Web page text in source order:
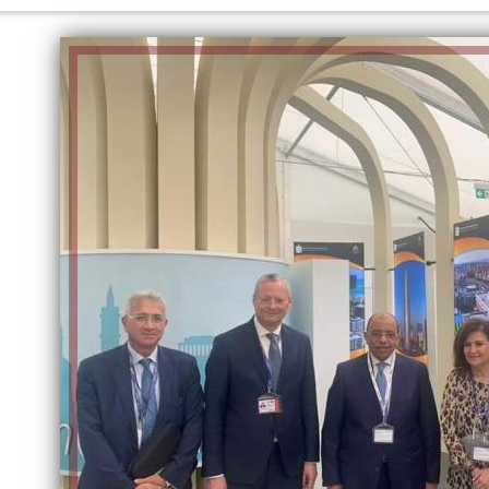
إلهام شرشر تكتب: دي مبقتش كورة..
دي سياسة
الكاتبة إلهام شرشر تهنئ الرئيس
السيسي بعيد ميلاده وتُشيد بجهوده
في بناء الدولة